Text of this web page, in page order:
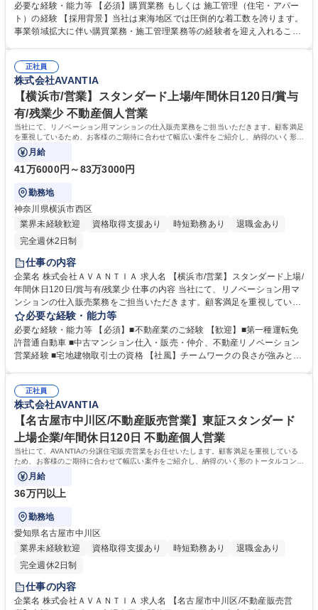
の仕事に携わる機会があります。 募集職種 【名古屋市/購買・積算】戸建
住宅・マンション等の積算・発注業務 /上場企業
必要な経験・能力等 【必須】購買業務 もしくは 施工管理（住宅・アパー
ト）の経験 【採用背景】当社は東海地区では圧倒的な着工数を誇ります。
事業領域拡大に伴い購買業務・施工管理業務等の経験者を迎え入れること
正社員
株式会社AVANTIA
【横浜市/営業】スタンダード上場/年間休日120日/賞与
有/残業少 不動産個人営業
当社にて、リノベーション用マンションの仕入販売業務をご担当いただきます。顧客満足
を重視しているため、お客様のご期待に合わせて幅広い案件をご紹介し、納得のいく形の
トータルコンサルティングが可能です！
月給
41万6000円～83万3000円
勤務地
神奈川県横浜市西区
業界未経験歓迎
資格取得支援あり 時短勤務あり
退職金あり
完全週休2日制
仕事の内容
企業名 株式会社ＡＶＡＮＴＩＡ 求人名 【横浜市/営業】スタンダード上場/
年間休日120日/賞与有/残業少 仕事の内容 当社にて、リノベーション用マ
ンションの仕入販売業務をご担当いただきます。顧客満足を重視している
ため、お客様のご期待に合わせて幅広い案件をご紹介し、納得のいく形の
トータルコンサルティングが可能です！ 【業務詳細】■不動産の情報収集
■現地調査■資料作成 ■契約条件（売買金額、契約内容、決済日時）の交
渉・決済 ■オープンハウス■販売中（予定）物件の管理 ※インセンティブ
必要な経験・能力等
必要な経験・能力等 【必須】■不動産業のご経験 【歓迎】■第一種運転免
許普通自動車 ■中古マンション仕入・販売・仲介、不動産リノベーション
営業経験 ■宅地建物取引士の資格 【社風】チームワークの良さが強みとな
いう意識が強いのが特徴となっております。ワンチームでお互い助け合い
ながら業務を遂行しています。 【募集背景】 関東エリアにおける不動産
仲介事業拡大の為 学歴・資格 学歴：大学院 大学 高専 短大 専修学校 高校
語学力： 資格：
正社員
株式会社AVANTIA
【名古屋市中川区/不動産販売営業】東証スタンダード
上場企業/年間休日120日 不動産個人営業
当社にて、AVANTIAの分譲住宅販売営業をお任せいたします。顧客満足を重視している
ため、お客様のご期待に合わせて幅広い案件をご紹介し、納得のいく形のトータルコンサ
ルティングが可能です。
月給
36万円以上
勤務地
愛知県名古屋市中川区
業界未経験歓迎
資格取得支援あり 時短勤務あり
退職金あり
完全週休2日制
仕事の内容
企業名 株式会社ＡＶＡＮＴＩＡ 求人名 【名古屋市中川区/不動産販売営